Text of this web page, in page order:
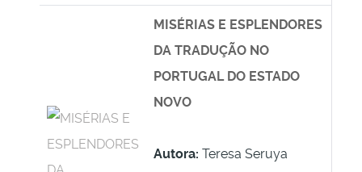
MISÉRIAS E ESPLENDORES
DA TRADUÇÃO NO
PORTUGAL DO ESTADO
NOVO
Autora: Teresa Seruya